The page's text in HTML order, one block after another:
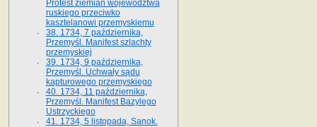
Protest ziemian województwa
ruskiego przeciwko
kasztelanowi przemyskiemu
38. 1734, 7 października,
Przemyśl. Manifest szlachty
przemyskiej
39. 1734, 9 października,
Przemyśl. Uchwały sądu
kapturowego przemyskiego
40. 1734, 11 października,
Przemyśl. Manifest Bazylego
Ustrzyckiego
41. 1734, 5 listopada, Sanok.